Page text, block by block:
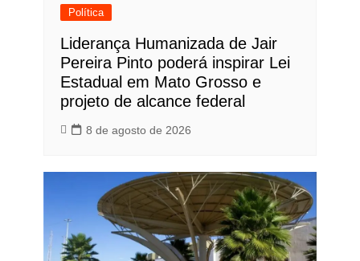
Política
Liderança Humanizada de Jair
Pereira Pinto poderá inspirar Lei
Estadual em Mato Grosso e
projeto de alcance federal
8 de agosto de 2026